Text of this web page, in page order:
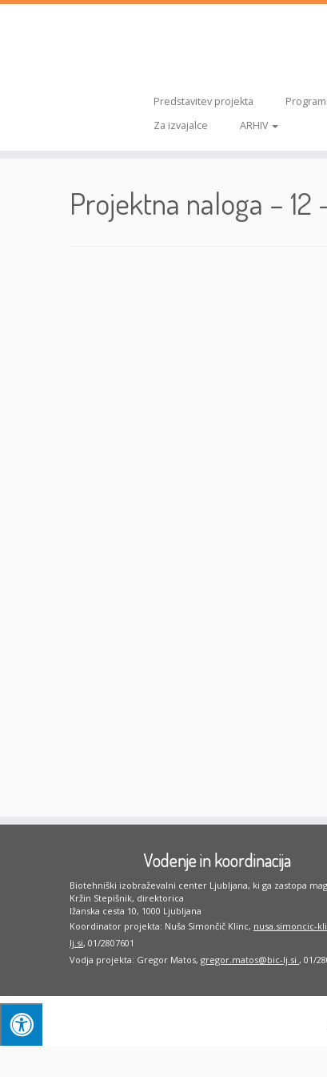
Predstavitev projekta
Za izvajalce
ARHIV
Projektna naloga – 12
Vodenje in koordinacija
Biotehniški izobraževalni center Ljubljana, ki ga zastopa
Kržin Stepišnik, direktorica
Ižanska cesta 10, 1000 Ljubljana
Koordinator projekta: Nuša Simončič Klinc, nusa.simoncic-
lj.si, 01/2807601
Vodja projekta: Gregor Matos, gregor.matos@bic-lj.si , 01/